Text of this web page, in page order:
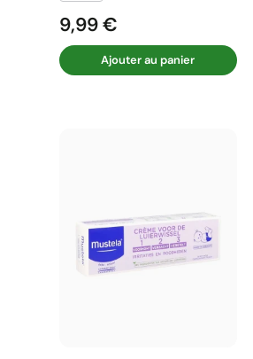
Prix
9,99 €
Ajouter au panier